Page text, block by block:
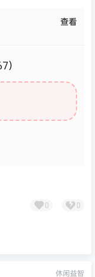
查看
0 0
休闲益智